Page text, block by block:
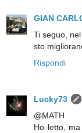
GIAN
Ti seguo,
sto
Rispondi
Lucky73
@MATH
Ho letto,